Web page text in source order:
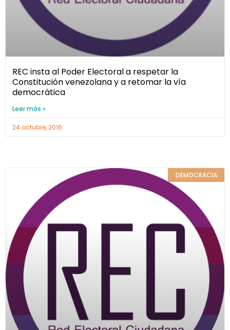
REC insta al Poder Electoral a respetar la
Constitución venezolana y a retomar la vía
democrática
Leer más »
24 octubre, 2016
DEMOCRACIA